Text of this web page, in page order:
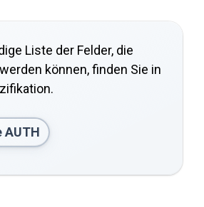
Liste der Felder, die
können, finden Sie in
AUTH